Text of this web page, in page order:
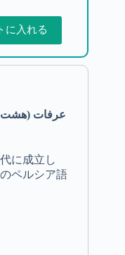
に入れる
に成立し
ペルシア語